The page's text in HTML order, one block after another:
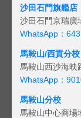
沙田石門旗艦店
沙田石門京瑞廣
WhatsApp：
馬鞍山/西貢分校
馬鞍山西沙海
WhatsApp：
馬鞍山分校
馬鞍山中心商場